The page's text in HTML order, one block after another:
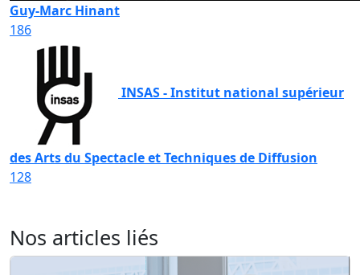
Guy-Marc Hinant
186
INSAS - Institut national supérieur
des Arts du Spectacle et Techniques de Diffusion
128
Nos articles liés